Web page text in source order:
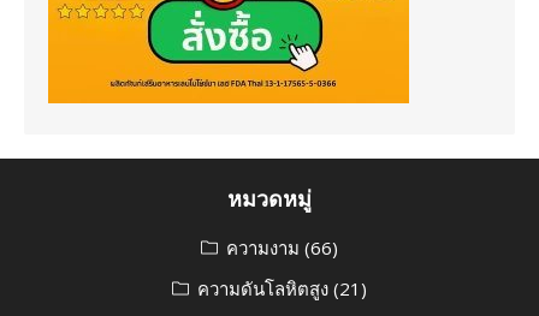
หมวดหมู่
ความงาม (66)
ความดันโลหิตสูง (21)